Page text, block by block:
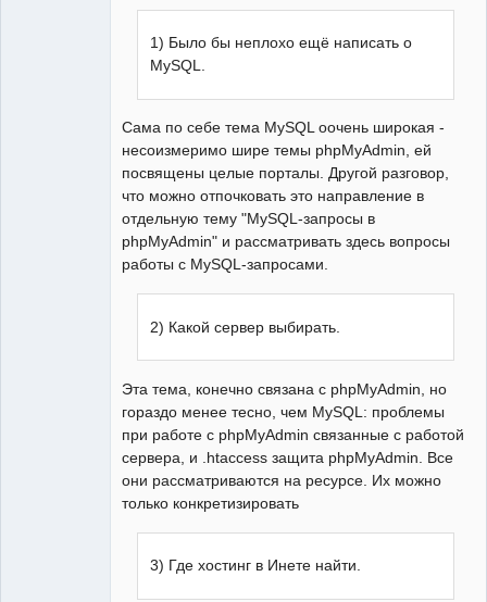
1) Было бы неплохо ещё написать о
MySQL.
Сама по себе тема MySQL оочень широкая -
несоизмеримо шире темы phpMyAdmin, ей
посвящены целые порталы. Другой разговор,
что можно отпочковать это направление в
отдельную тему "MySQL-запросы в
phpMyAdmin" и рассматривать здесь вопросы
работы с MySQL-запросами.
2) Какой сервер выбирать.
Эта тема, конечно связана с phpMyAdmin, но
гораздо менее тесно, чем MySQL: проблемы
при работе с phpMyAdmin связанные с работой
сервера, и .htaccess защита phpMyAdmin. Все
они рассматриваются на ресурсе. Их можно
только конкретизировать
3) Где хостинг в Инете найти.